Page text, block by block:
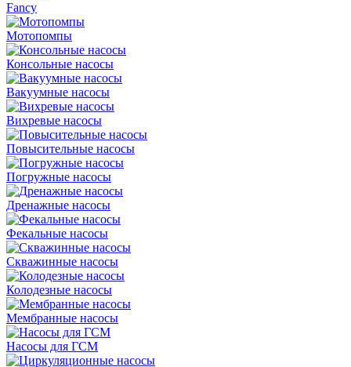
Fancy
Мотопомпы
Консольные насосы
Вакуумные насосы
Вихревые насосы
Повысительные насосы
Погружные насосы
Дренажные насосы
Фекальные насосы
Скважинные насосы
Колодезные насосы
Мембранные насосы
Насосы для ГСМ